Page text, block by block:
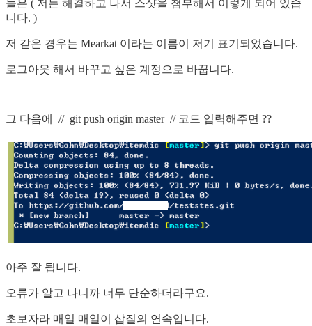
들은 ( 저는 해결하고 나서 스샷을 첨부해서 이렇게 되어 있습
니다. )
저 같은 경우는 Mearkat 이라는 이름이 저기 표기되었습니다.
로그아웃 해서 바꾸고 싶은 계정으로 바꿉니다.
그 다음에 // git push origin master // 코드 입력해주면 ??
아주 잘 됩니다.
오류가 알고 나니까 너무 단순하더라구요.
초보자라 매일 매일이 삽질의 연속입니다.